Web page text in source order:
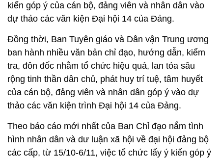
kiến góp ý của cán bộ, đảng viên và nhân dân vào
dự thảo các văn kiện Đại hội 14 của Đảng.
Đồng thời, Ban Tuyên giáo và Dân vận Trung ương
ban hành nhiều văn bản chỉ đạo, hướng dẫn, kiểm
tra, đôn đốc nhằm tổ chức hiệu quả, lan tỏa sâu
rộng tinh thần dân chủ, phát huy trí tuệ, tâm huyết
của cán bộ, đảng viên và nhân dân góp ý vào dự
thảo các văn kiện trình Đại hội 14 của Đảng.
Theo báo cáo mới nhất của Ban Chỉ đạo nắm tình
hình nhân dân và dư luận xã hội về đại hội đảng bộ
các cấp, từ 15/10-6/11, việc tổ chức lấy ý kiến góp ý